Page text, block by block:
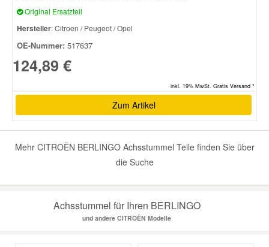
Original Ersatzteil
Hersteller: Citroen / Peugeot / Opel
OE-Nummer: 517637
124,89 €
inkl. 19% MwSt. Gratis Versand *
Zum Artikel
Mehr CITROËN BERLINGO Achsstummel Teile finden Sie über
die Suche
Achsstummel für Ihren BERLINGO
und andere CITROËN Modelle
Smart Ersatzteile
Suzuki Ersatzteile